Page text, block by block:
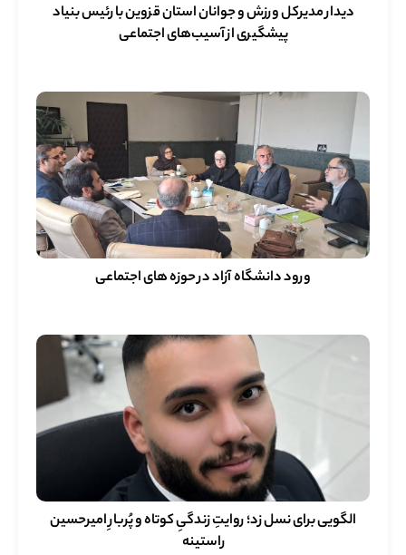
دیدار مدیرکل ورزش و جوانان استان قزوین با رئیس بنیاد
پیشگیری از آسیب‌های اجتماعی
ورود دانشگاه آزاد در حوزه های اجتماعی
الگویی برای نسل زد؛ روایتِ زندگیِ کوتاه و پُربارِ امیرحسین
راستینه